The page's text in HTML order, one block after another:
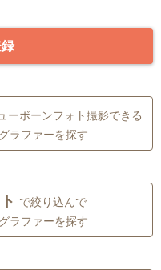
ーボーンフォト撮影できる
ラファーを探す
で絞り込んで
ラファーを探す